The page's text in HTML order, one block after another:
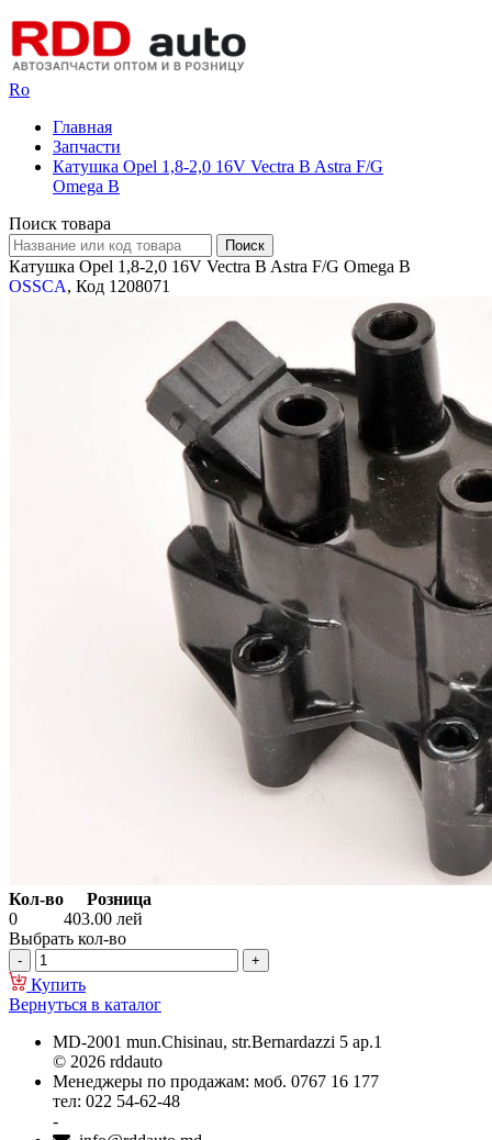
Ro
Главная
Запчасти
Катушка Opel 1,8-2,0 16V Vectra B Astra F/G
Omega В
Поиск товара
Катушка Opel 1,8-2,0 16V Vectra B Astra F/G Omega В
OSSCA, Код 1208071
Кол-во
Розница
0
403.00 лей
Выбрать кол-во
Купить
Вернуться в каталог
MD-2001 mun.Chisinau, str.Bernardazzi 5 ap.1
© 2026 rddauto
Менеджеры по продажам: моб. 0767 16 177
тел: 022 54-62-48
-